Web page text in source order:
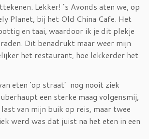
Lekker! ’s Avonds aten we, op
Planet, bij het Old China Cafe. Het
en taai, waardoor ik je dit plekje
Dit benadrukt maar weer mijn
het restaurant, hoe lekkerder het
eten ‘op straat’ nog nooit ziek
een sterke maag volgensmij,
van mijn buik op reis, maar twee
werd was dat juist na het eten in een